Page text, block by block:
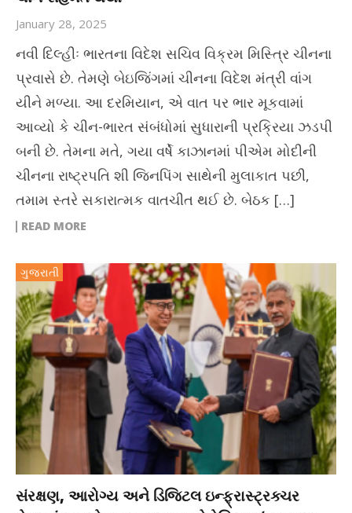
January 28, 2025
નવી દિલ્હીઃ ભારતના વિદેશ સચિવ વિક્રમ મિસ્ત્રિ ચીનના
પ્રવાસે છે. તેમણે બેઇજિંગમાં ચીનના વિદેશ મંત્રી વાંગ
યીને મળ્યા. આ દરમિયાન, એ વાત પર ભાર મૂકવામાં
આવ્યો કે ચીન-ભારત સંબંધોમાં સુધારાની પ્રક્રિયા ઝડપી
બની છે. તેમના મતે, ગયા વર્ષે કાઝાનમાં પીએમ મોદીની
ચીનના રાષ્ટ્રપતિ શી જિનપિંગ સાથેની મુલાકાત પછી,
તમામ સ્તરે સકારાત્મક વાતચીત થઈ છે. બેઠક […]
READ MORE
ગુજરાતી
સંરક્ષણ, આરોગ્ય અને ડિજિટલ ઇન્ફ્રાસ્ટ્રક્ચર